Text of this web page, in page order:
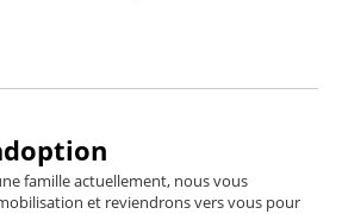
famille actuellement, nous vous
et reviendrons vers vous pour